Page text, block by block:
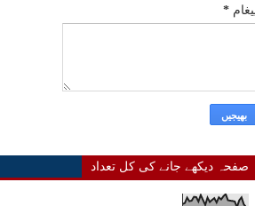
*
صفحہ دیکھے جانے کی کل تعداد